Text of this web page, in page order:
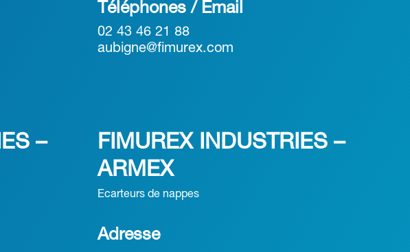
Téléphones / Email
02 43 46 21 88
aubigne@fimurex.com
–
FIMUREX INDUSTRIES –
ARMEX
Ecarteurs de nappes
Adresse